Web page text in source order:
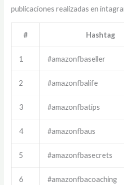
publicaciones realizadas en
# Hashtag
1 #amazonfbaseller
2 #amazonfbalife
3 #amazonfbatips
4 #amazonfbaus
5 #amazonfbasecrets
6 #amazonfbacoaching